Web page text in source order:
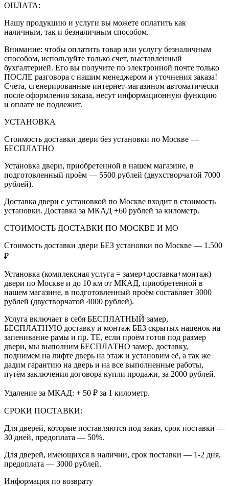
ОПЛАТА:
Нашу продукцию и услуги вы можете оплатить как
наличным, так и безналичным способом.
Внимание: чтобы оплатить товар или услугу безналичным
способом, используйте только счет, выставленный
бухгалтерией. Его вы получите по электронной почте только
ПОСЛЕ разговора с нашим менеджером и уточнения заказа!
Счета, сгенерированные интернет-магазином автоматически
после оформления заказа, несут информационную функцию
и оплате не подлежит.
УСТАНОВКА
Стоимость доставки двери без установки по Москве —
БЕСПЛАТНО
Установка двери, приобретенной в нашем магазине, в
подготовленный проём — 5500 рублей (двухстворчатой 7000
рублей).
Доставка двери с установкой по Москве входит в стоимость
установки. Доставка за МКАД +60 рублей за километр.
СТОИМОСТЬ ДОСТАВКИ ПО МОСКВЕ И МО
Стоимость доставки двери БЕЗ установки по Москве — 1.500
₽
Установка (комплексная услуга = замер+доставка+монтаж)
двери по Москве и до 10 км от МКАД, приобретенной в
нашем магазине, в подготовленный проём составляет 3000
рублей (двустворчатой 4000 рублей).
Услуга включает в себя БЕСПЛАТНЫЙ замер,
БЕСПЛАТНУЮ доставку и монтаж БЕЗ скрытых наценок на
запенивание рамы и пр. ТЕ, если проём готов под размер
двери, мы выполним БЕСПЛАТНО замер, доставку,
поднимем на лифте дверь на этаж и установим её, а так же
дадим гарантию на дверь и на все выполненные работы,
путём заключения договора купли продажи, за 2000 рублей.
Удаление за МКАД: + 50 ₽ за 1 километр.
СРОКИ ПОСТАВКИ:
Для дверей, которые поставляются под заказ, срок поставки —
30 дней, предоплата — 50%.
Для дверей, имеющихся в наличии, срок поставки — 1-2 дня,
предоплата — 3000 рублей.
Информация по возврату